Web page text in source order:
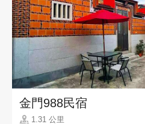
金門988民宿
1.31 公里